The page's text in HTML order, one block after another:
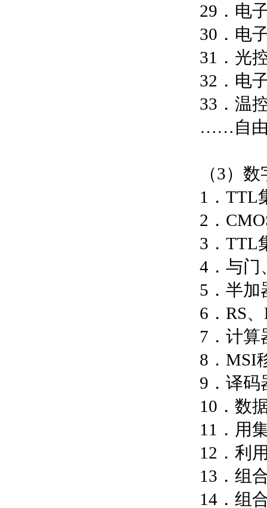
29．电
30．电
31．光
32．电
33．温
……自
（3）
1．TTL
2．
3．TTL
4．与门
5．半加
6．RS
7．计算
8．MSI
9．译码
10．数
11．用
12．利
13．组
14．组